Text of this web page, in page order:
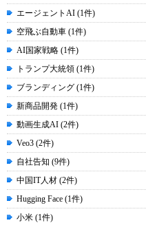
エージェントAI (1件)
空飛ぶ自動車 (1件)
AI国家戦略 (1件)
トランプ大統領 (1件)
ブランディング (1件)
新商品開発 (1件)
動画生成AI (2件)
Veo3 (2件)
自社告知 (9件)
中国IT人材 (2件)
Hugging Face (1件)
小米 (1件)